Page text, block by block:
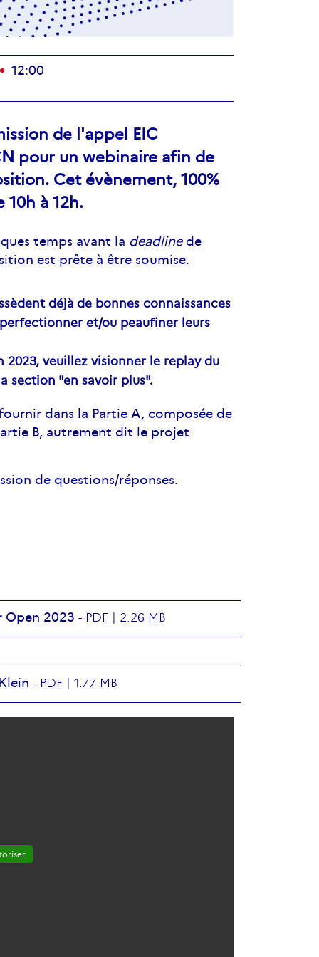
12:00
de l'appel EIC
pour un webinaire afin de
Cet évènement, 100%
à 12h.
temps avant la deadlinede
est prête à être soumise.
déjà de bonnes connaissances
et/ou peaufiner leurs
2023, veuillez visionner le replay du
section "en savoir plus".
dans la Partie A, composée de
B, autrement dit le projet
de questions/réponses.
Open 2023 - PDF | 2.26 MB
- PDF |1.77 MB